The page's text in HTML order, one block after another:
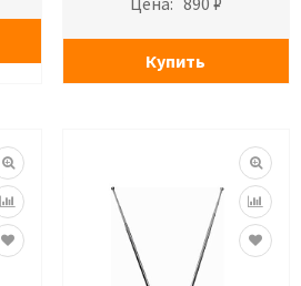
Купить